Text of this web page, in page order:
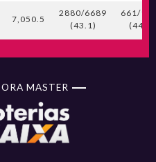
7,050.5
2880/6689
(43.1)
661/
(44.7)
MASTER